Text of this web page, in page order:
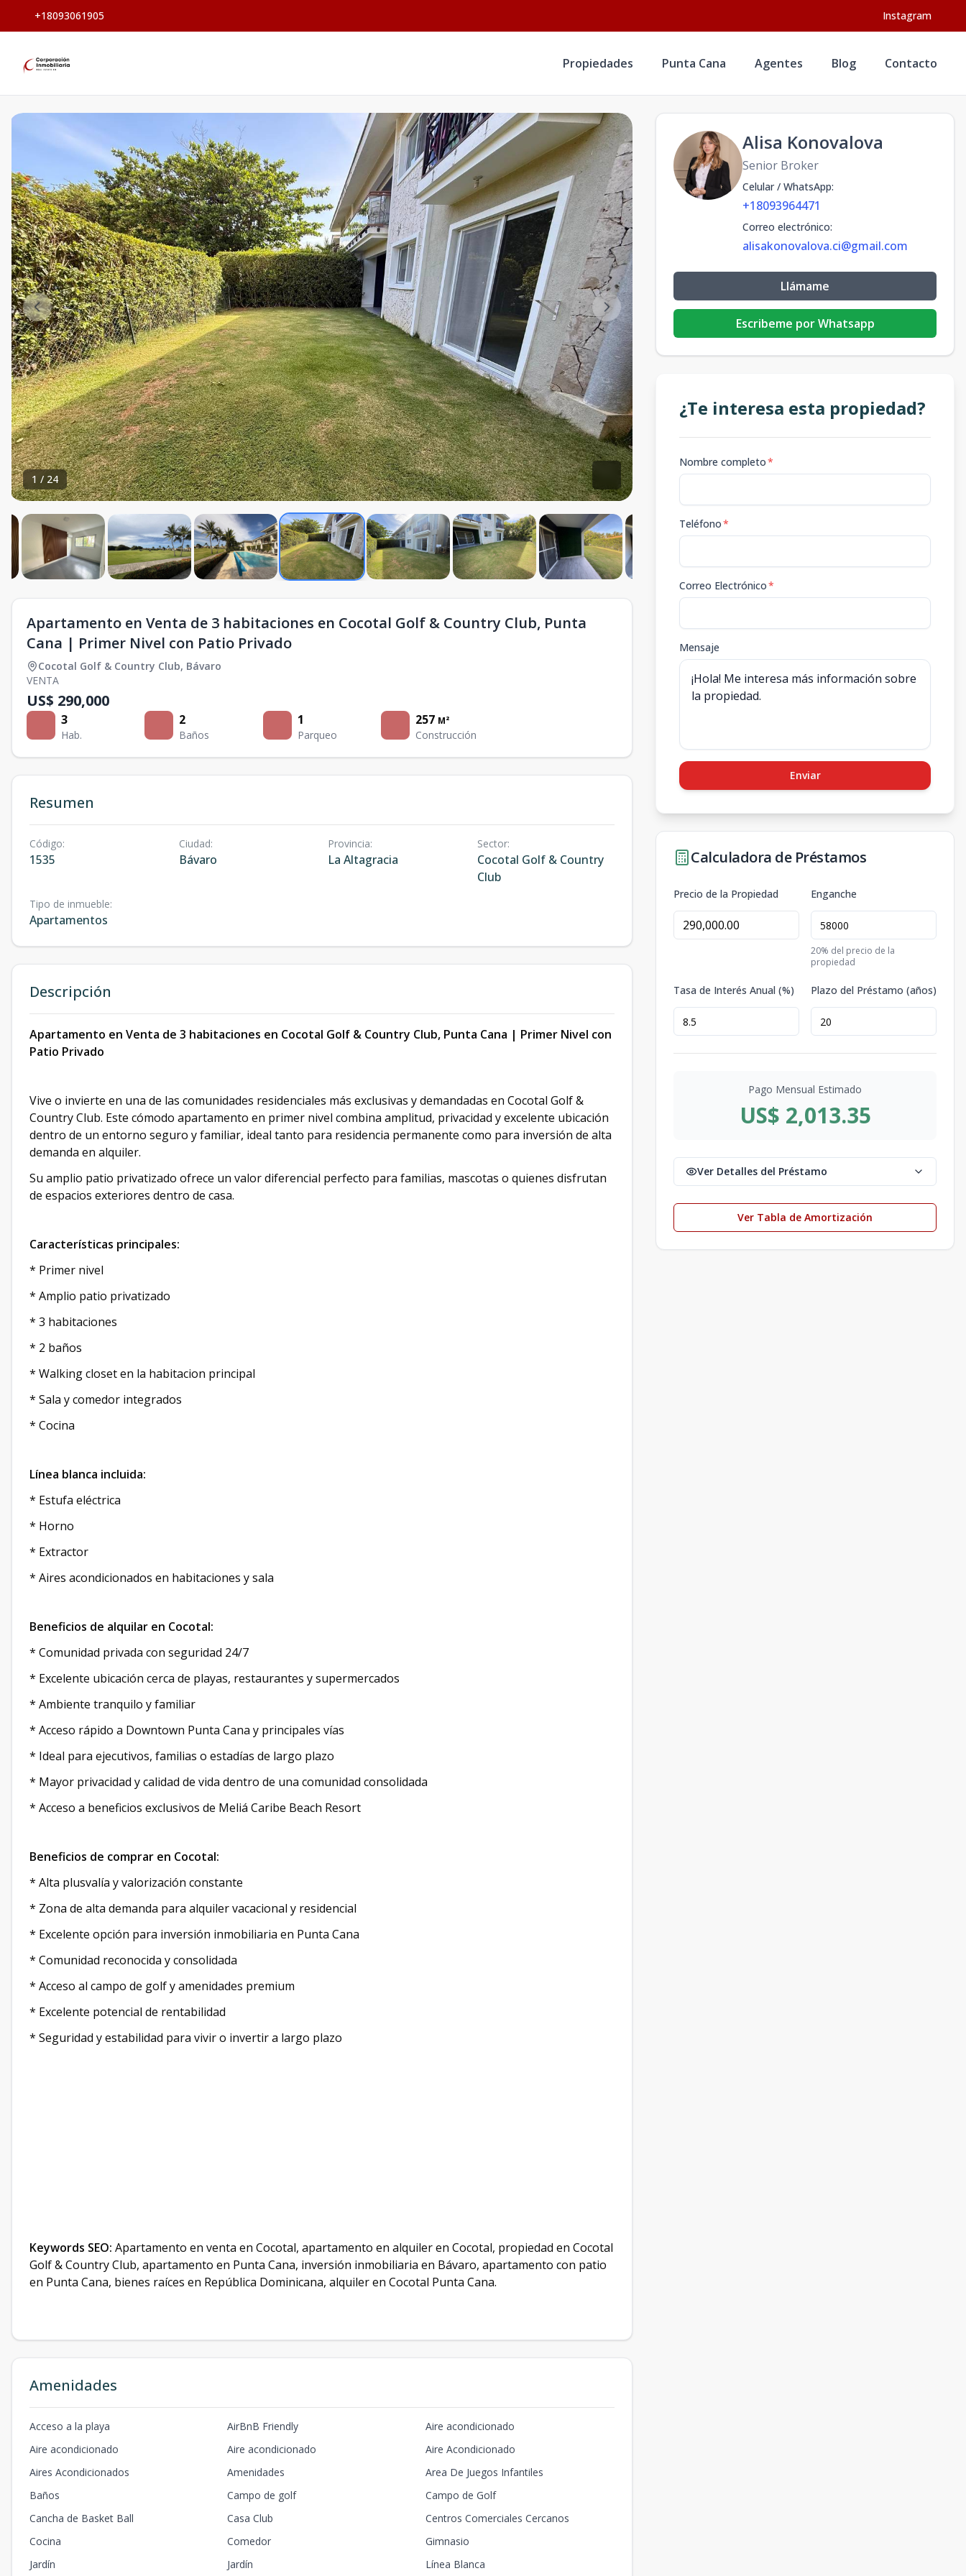
+18093061905 Instagram
Propiedades Punta Cana Agentes Blog Contacto
1 / 24
Apartamento en Venta de 3 habitaciones en Cocotal Golf & Country Club, Punta
Cana | Primer Nivel con Patio Privado
Cocotal Golf & Country Club, Bávaro
VENTA
US$ 290,000
3
Hab.
2
Baños
1
Parqueo
257 M²
Construcción
Resumen
Código:
1535
Ciudad:
Bávaro
Provincia:
La Altagracia
Sector:
Cocotal Golf & Country
Club
Tipo de inmueble:
Apartamentos
Descripción
Apartamento en Venta de 3 habitaciones en Cocotal Golf & Country Club, Punta Cana | Primer Nivel con
Patio Privado
Vive o invierte en una de las comunidades residenciales más exclusivas y demandadas en Cocotal Golf &
Country Club. Este cómodo apartamento en primer nivel combina amplitud, privacidad y excelente ubicación
dentro de un entorno seguro y familiar, ideal tanto para residencia permanente como para inversión de alta
demanda en alquiler.
Su amplio patio privatizado ofrece un valor diferencial perfecto para familias, mascotas o quienes disfrutan
de espacios exteriores dentro de casa.
Características principales:
* Primer nivel
* Amplio patio privatizado
* 3 habitaciones
* 2 baños
* Walking closet en la habitacion principal
* Sala y comedor integrados
* Cocina
Línea blanca incluida:
* Estufa eléctrica
* Horno
* Extractor
* Aires acondicionados en habitaciones y sala
Beneficios de alquilar en Cocotal:
* Comunidad privada con seguridad 24/7
* Excelente ubicación cerca de playas, restaurantes y supermercados
* Ambiente tranquilo y familiar
* Acceso rápido a Downtown Punta Cana y principales vías
* Ideal para ejecutivos, familias o estadías de largo plazo
* Mayor privacidad y calidad de vida dentro de una comunidad consolidada
* Acceso a beneficios exclusivos de Meliá Caribe Beach Resort
Beneficios de comprar en Cocotal:
* Alta plusvalía y valorización constante
* Zona de alta demanda para alquiler vacacional y residencial
* Excelente opción para inversión inmobiliaria en Punta Cana
* Comunidad reconocida y consolidada
* Acceso al campo de golf y amenidades premium
* Excelente potencial de rentabilidad
* Seguridad y estabilidad para vivir o invertir a largo plazo
Keywords SEO: Apartamento en venta en Cocotal, apartamento en alquiler en Cocotal, propiedad en Cocotal
Golf & Country Club, apartamento en Punta Cana, inversión inmobiliaria en Bávaro, apartamento con patio
en Punta Cana, bienes raíces en República Dominicana, alquiler en Cocotal Punta Cana.
Amenidades
Acceso a la playa AirBnB Friendly
Aire acondicionado
Aire acondicionado
Aire acondicionado
Aire Acondicionado
Aires Acondicionados
Amenidades
Area De Juegos Infantiles
Baños
Campo de golf
Campo de Golf
Cancha de Basket Ball
Casa Club
Centros Comerciales Cercanos
Cocina
Comedor
Gimnasio
Jardín
Jardín Línea Blanca
Alisa Konovalova
Senior Broker
Celular / WhatsApp:
+18093964471
Correo electrónico:
alisakonovalova.ci@gmail.com
Llámame
Escribeme por Whatsapp
¿Te interesa esta propiedad?
Nombre completo*
Teléfono*
Correo Electrónico*
Mensaje
Enviar
Calculadora de Préstamos
Precio de la Propiedad Enganche
20% del precio de la
propiedad
Tasa de Interés Anual (%) Plazo del Préstamo (años)
Pago Mensual Estimado
US$ 2,013.35
Ver Detalles del Préstamo
Ver Tabla de Amortización